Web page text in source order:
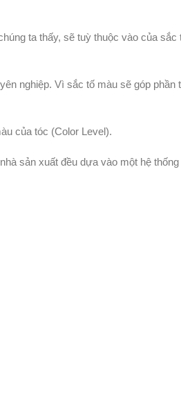
ta thấy, sẽ tuỳ thuộc vào của sắc
nghiệp. Vì sắc tố màu sẽ góp phần
của tóc (Color Level).
sản xuất đều dựa vào một hệ